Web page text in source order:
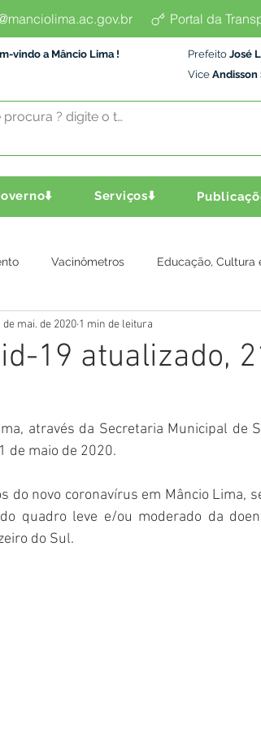
Portal da
vindo a Mâncio Lima ! Prefeito José
Vice Andisson
Serviços⬇️
Vacinômetros Educação, Cultura
Assistência Social
Institucional e Governo
Carnaval Administração e
19 atualizado,
de mai. de 2020 1 min de leitura
através da Secretaria Municipal de
de maio de 2020.
do novo coronavírus em Mâncio Lima,
quadro leve e/ou moderado da
do Sul.